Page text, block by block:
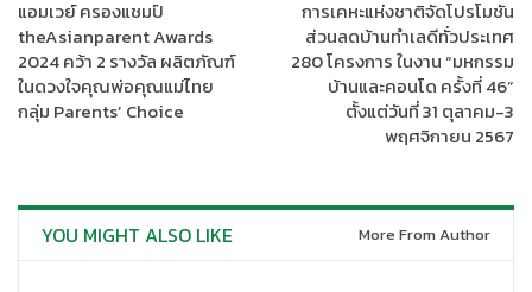
และชีวิตส่วนตัวกำลังหลอมรวมกันในรูปแบบ Work-Life
Integration” ใช้ชีวิตทำงานที่คล่องตัวสูงในขณะเดียวกันก็ใช้ชีวิต
ส่วนตัวได้อย่างลงตัว
แอมเวย์ ครองแชมป์
theAsianparent Awards
2024 คว้า 2 รางวัล ผลิตภัณฑ์
ในดวงใจคุณพ่อคุณแม่ไทย
กลุ่ม Parents’ Choice
การเคหะแห่งชาติจัดโปรโมชัน
ส่วนลดบ้านทำเลดีทั่วประเทศ
280 โครงการ ในงาน “มหกรรม
บ้านและคอนโด ครั้งที่ 46”
ตั้งแต่วันที่ 31 ตุลาคม-3
พฤศจิกายน 2567
YOU MIGHT ALSO LIKE More From Author